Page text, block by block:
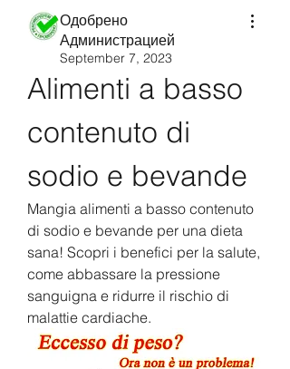
Одобрено
Администрацией
September 7, 2023
Alimenti a basso
contenuto di
sodio e bevande
Mangia alimenti a basso contenuto
di sodio e bevande per una dieta
sana! Scopri i benefici per la salute,
come abbassare la pressione
sanguigna e ridurre il rischio di
malattie cardiache.